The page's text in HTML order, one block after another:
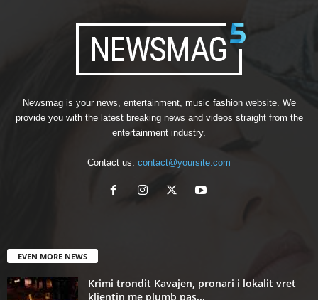
Newsmag is your news, entertainment, music fashion website. We
provide you with the latest breaking news and videos straight from the
entertainment industry.
Contact us: contact@yoursite.com
EVEN MORE NEWS
Krimi trondit Kavajen, pronari i lokalit vret
klientin me plumb pas...